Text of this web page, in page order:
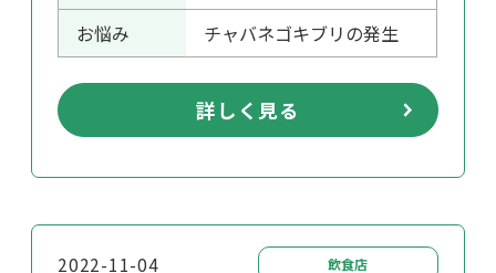
お悩み
チャバネゴキブリの発生
詳しく見る
2022-11-04 飲食店